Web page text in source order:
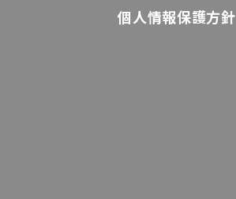
個人情報保護方針